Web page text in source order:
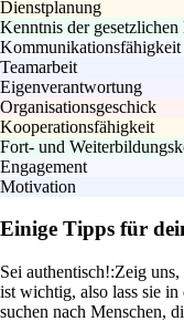
Dienstplanung
Kenntnis der gesetzlichen
Kommunikationsfähigkeit
Teamarbeit
Eigenverantwortung
Organisationsgeschick
Kooperationsfähigkeit
Fort- und
Engagement
Motivation
Einige Tipps für
Sei authentisch!:Zeig
ist wichtig, also lass sie
suchen nach Menschen,